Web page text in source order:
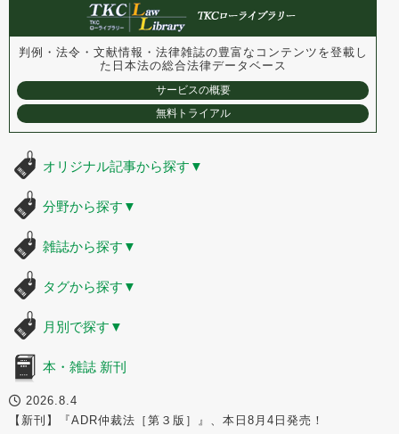
判例・法令・文献情報・法律雑誌の豊富なコンテンツを登載し
た 日本法の総合法律データベース
サービスの概要
無料トライアル
オリジナル記事から探す ▼
分野から探す ▼
雑誌から探す ▼
タグから探す ▼
月別で探す ▼
本・雑誌 新刊
2026.8.4
【新刊】『ADR仲裁法［第３版］』、本日8月4日発売！